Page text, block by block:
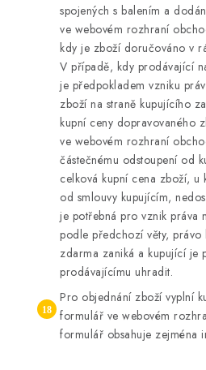
spojených s balením a
ve webovém rozhraní
kdy je zboží doručováno v
V případě, kdy prodávající
je předpokladem vzniku
zboží na straně kupujícího
kupní ceny dopravovaného
ve webovém rozhraní
částečnému odstoupení od
celková kupní cena zboží,
od smlouvy kupujícím,
je potřebná pro vznik práva
podle předchozí věty,
zdarma zaniká a kupující je
prodávajícímu uhradit.
Pro objednání zboží vyplní
formulář ve webovém
formulář obsahuje zejména